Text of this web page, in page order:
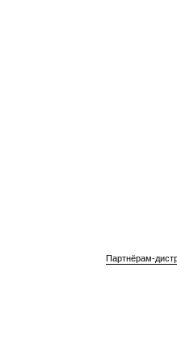
Партнёрам-